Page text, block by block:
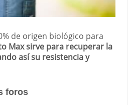
de origen biológico para
Max sirve para recuperar la
así su resistencia y
foros